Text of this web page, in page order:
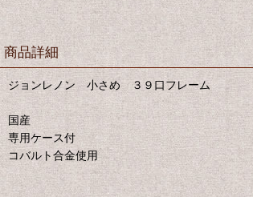
商品詳細
ジョンレノン 小さめ ３９口フレーム
国産
専用ケース付
コバルト合金使用